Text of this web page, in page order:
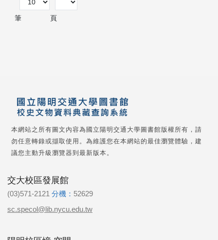
筆 頁
本網站之所有圖文內容為國立陽明交通大學圖書館版權所有，請
勿任意轉錄或擷取使用。為維護您在本網站的最佳瀏覽體驗，建
議您主動升級瀏覽器到最新版本。
交大校區發展館
(03)571-2121 分機： 52629
sc.specol@lib.nycu.edu.tw